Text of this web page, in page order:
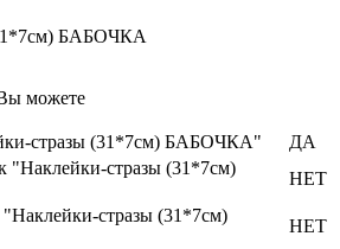
можете
стразы (31*7cм) БАБОЧКА"
ДА
"Наклейки-стразы (31*7cм)
НЕТ
стразы (31*7cм)
НЕТ